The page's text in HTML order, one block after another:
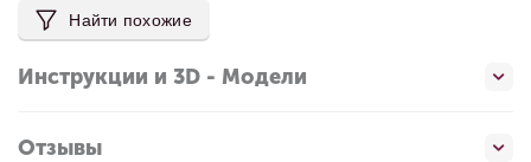
Найти похожие
Инструкции и 3D - Модели
Отзывы